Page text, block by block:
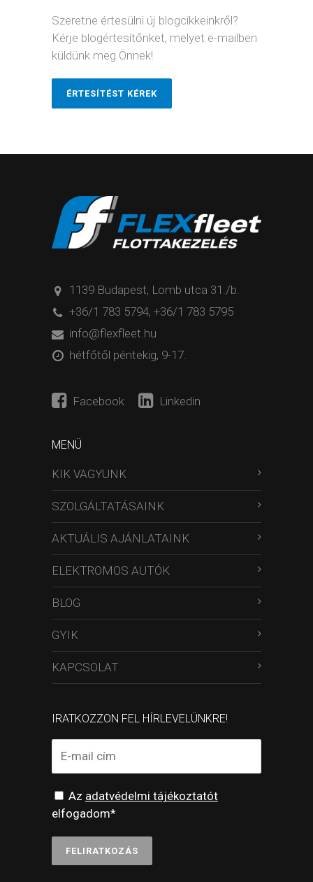
Szeretne értesülni új blogcikkeinkről?
Kérje blogértesítőnket, melyet e-mailben
küldünk meg Önnek!
ÉRTESÍTÉST KÉREK
1139 Budapest, Lomb utca 31./b.
+36/1 783 5794, +36/1 783 5795
info@flexfleet.hu
hétfőtől péntekig, 9-17.
Facebook Linkedin
MENÜ
KIK VAGYUNK
SZOLGÁLTATÁSAINK
AKTUÁLIS AJÁNLATAINK
ELEKTROMOS AUTÓK
BLOG
GYIK
KAPCSOLAT
IRATKOZZON FEL HÍRLEVELÜNKRE!
Az adatvédelmi tájékoztatót
elfogadom*